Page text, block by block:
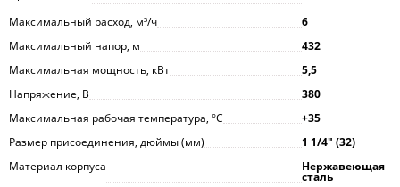
Максимальный расход, м³/ч
6
Максимальный напор, м
432
Максимальная мощность, кВт
5,5
Напряжение, В
380
Максимальная рабочая температура, °С
+35
Размер присоединения, дюймы (мм)
1 1/4ʺ (32)
Материал корпуса
Нержавеющая
сталь